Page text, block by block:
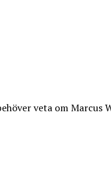
veta om Marcus